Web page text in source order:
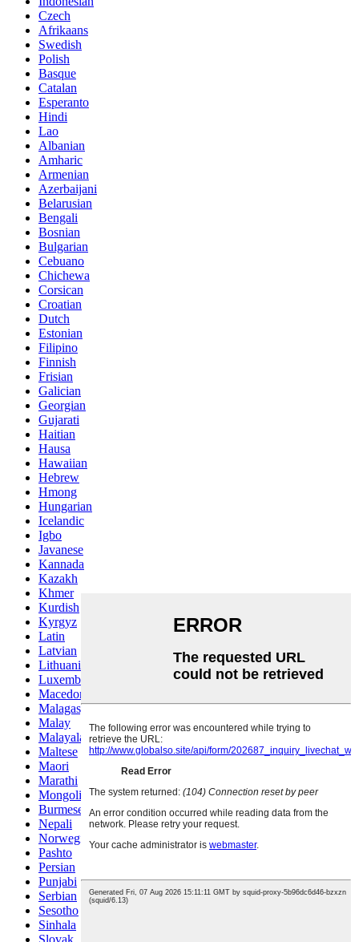
Czech
Afrikaans
Swedish
Polish
Basque
Catalan
Esperanto
Hindi
Lao
Albanian
Amharic
Armenian
Azerbaijani
Belarusian
Bengali
Bosnian
Bulgarian
Cebuano
Chichewa
Corsican
Croatian
Dutch
Estonian
Filipino
Finnish
Frisian
Galician
Georgian
Gujarati
Haitian
Hausa
Hawaiian
Hebrew
Hmong
Hungarian
Icelandic
Igbo
Javanese
Kannada
Kazakh
Khmer
Kurdish
Kyrgyz
Latin
Latvian
Lithuanian
Luxembou..
Macedonian
Malagasy
Malay
Malayalam
Maltese
Maori
Marathi
Mongolian
Burmese
Nepali
Norwegian
Pashto
Persian
Punjabi
Serbian
Sesotho
Sinhala
Slovak